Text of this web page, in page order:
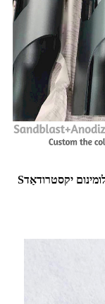
Sיקסטרודאַד